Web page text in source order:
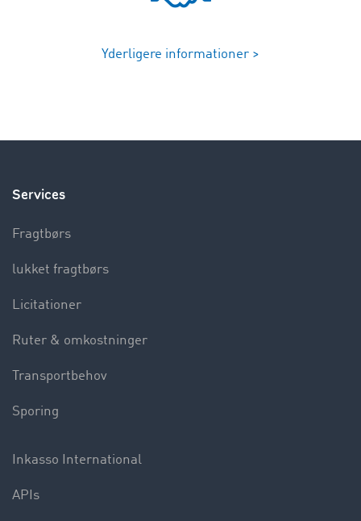
Yderligere informationer >
Services
Fragtbørs
lukket fragtbørs
Licitationer
Ruter & omkostninger
Transportbehov
Sporing
Inkasso International
APIs